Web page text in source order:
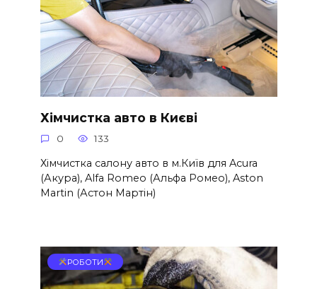
Хімчистка авто в Києві
0 133
Хімчистка салону авто в м.Київ для Acura
(Акура), Alfa Romeo (Альфа Ромео), Aston
Martin (Астон Мартін)
РОБОТИ